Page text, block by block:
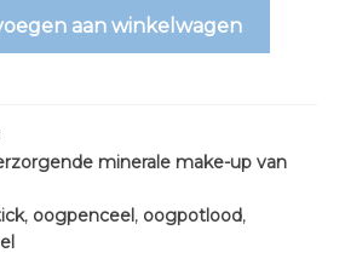
aan winkelwagen
minerale make-up van
, oogpenceel, oogpotlood,